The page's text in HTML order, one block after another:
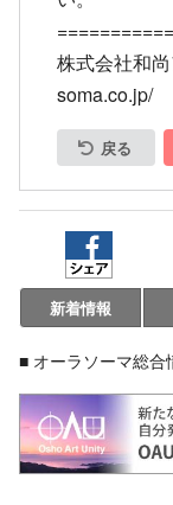
株式会社和
soma.co.jp/
戻る
新着情報
■ オーラソーマ総合